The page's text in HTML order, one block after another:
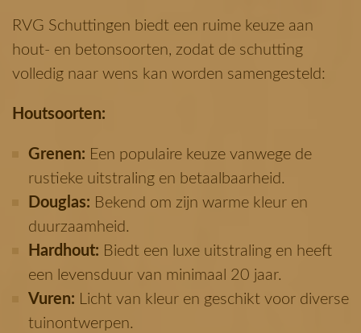
RVG Schuttingen biedt een ruime keuze aan
hout- en betonsoorten, zodat de schutting
volledig naar wens kan worden samengesteld:
Houtsoorten:
Grenen: Een populaire keuze vanwege de
rustieke uitstraling en betaalbaarheid.
Douglas: Bekend om zijn warme kleur en
duurzaamheid.
Hardhout: Biedt een luxe uitstraling en heeft
een levensduur van minimaal 20 jaar.
Vuren: Licht van kleur en geschikt voor diverse
tuinontwerpen.